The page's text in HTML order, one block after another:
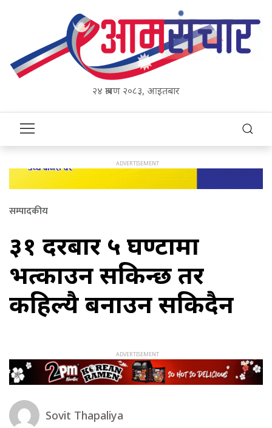
२४ श्रावण २०८३, आइतबार
सम्पादकीय
३१ दरबार ५ घण्टामा
भत्काउन सकिन्छ तर
कहिल्यै बनाउन सकिदैन
Sovit Thapaliya